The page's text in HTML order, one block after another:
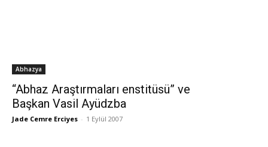
Abhazya
“Abhaz Araştırmaları enstitüsü” ve
Başkan Vasil Ayüdzba
Jade Cemre Erciyes - 1 Eylül 2007